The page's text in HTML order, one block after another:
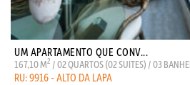
UM APARTAMENTO QUE CONV...
167,10 M2 / 02 QUARTOS (02 SUITES) / 03
RU: 9916 - ALTO DA LAPA